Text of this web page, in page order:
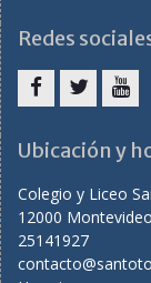
Redes
Ubicación y
Colegio y Liceo
12000 Montevideo
25141927